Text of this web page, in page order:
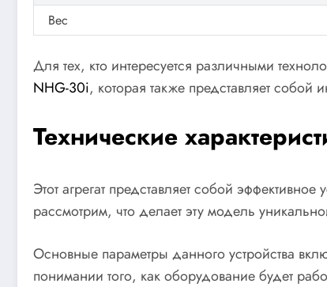
Вес
Для тех, кто интересуется различными
NHG-30i, которая также представляет собой
Технические
Этот агрегат представляет собой
рассмотрим, что делает эту модель
Основные параметры данного устройства
понимании того, как оборудование будет